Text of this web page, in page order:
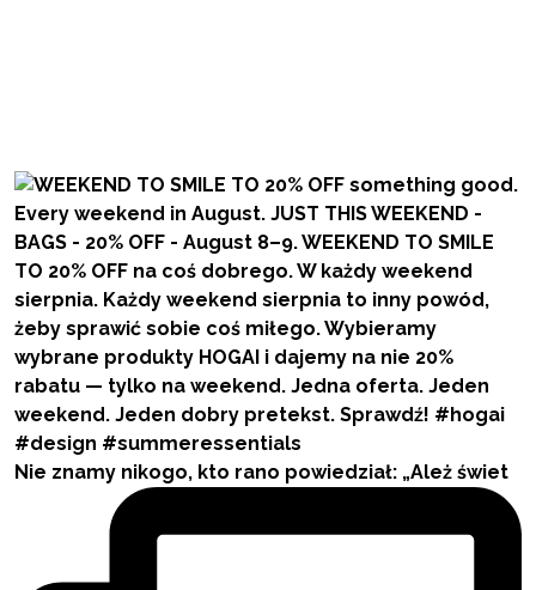
Nie znamy nikogo, kto rano powiedział: „Ależ świet